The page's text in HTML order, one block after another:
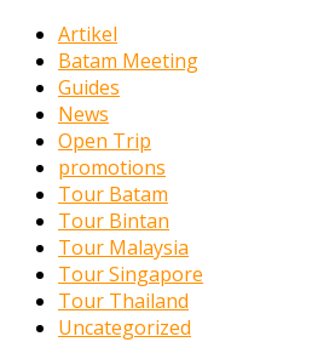
Artikel
Batam Meeting
Guides
News
Open Trip
promotions
Tour Batam
Tour Bintan
Tour Malaysia
Tour Singapore
Tour Thailand
Uncategorized